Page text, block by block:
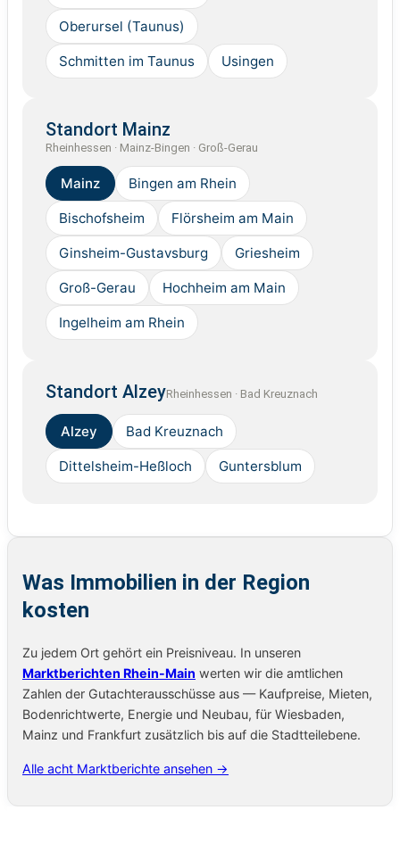
Oberursel (Taunus)
Schmitten im Taunus Usingen
Standort Mainz
Rheinhessen · Mainz-Bingen · Groß-Gerau
Mainz Bingen am Rhein
Bischofsheim Flörsheim am Main
Ginsheim-Gustavsburg Griesheim
Groß-Gerau Hochheim am Main
Ingelheim am Rhein
Standort AlzeyRheinhessen · Bad Kreuznach
Alzey Bad Kreuznach
Dittelsheim-Heßloch Guntersblum
Was Immobilien in der Region
kosten
Zu jedem Ort gehört ein Preisniveau. In unseren
Marktberichten Rhein-Main werten wir die amtlichen
Zahlen der Gutachterausschüsse aus — Kaufpreise, Mieten,
Bodenrichtwerte, Energie und Neubau, für Wiesbaden,
Mainz und Frankfurt zusätzlich bis auf die Stadtteilebene.
Alle acht Marktberichte ansehen →